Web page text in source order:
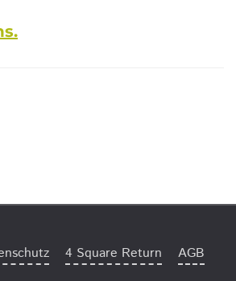
4 Square Return AGB